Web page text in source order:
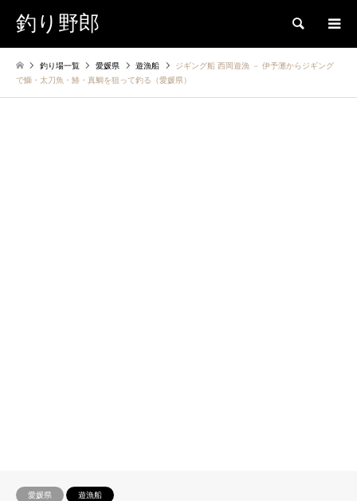
釣り野郎 検索
釣り場一覧 愛媛県 遊漁船
ジギング船 西岡遊漁 － 伊予灘からジギング
で鰤・太刀魚・鰆・真鯛を狙って釣る（愛媛県）
愛媛県 遊漁船